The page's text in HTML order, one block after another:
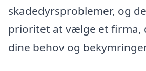
skadedyrsproblemer, og
prioritet at vælge et firma,
dine behov og